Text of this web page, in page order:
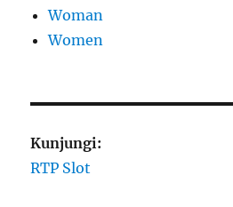
Woman
Women
Kunjungi:
RTP Slot